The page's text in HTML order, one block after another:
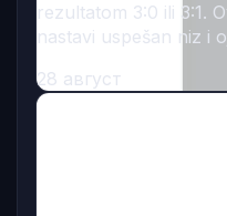
rezultatom 3:0 ili 3:1.
nastavi uspešan niz i
28 август